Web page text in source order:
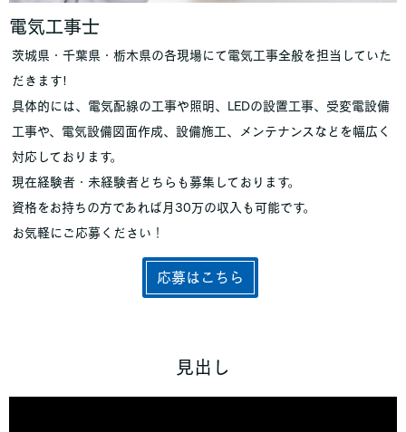
電気工事士
茨城県・千葉県・栃木県の各現場にて電気工事全般を担当していた
だきます!
具体的には、電気配線の工事や照明、LEDの設置工事、受変電設備
工事や、電気設備図面作成、設備施工、メンテナンスなどを幅広く
対応しております。
現在経験者・未経験者どちらも募集しております。
資格をお持ちの方であれば月30万の収入も可能です。
お気軽にご応募ください！
応募はこちら
見出し